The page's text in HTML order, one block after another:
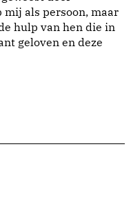
mij als persoon, maar
hulp van hen die in
geloven en deze